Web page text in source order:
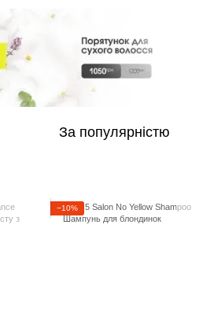
За популярністю
−10%